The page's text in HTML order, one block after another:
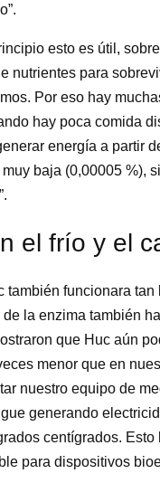
esto es útil,
nutrientes para
Por eso hay
hay poca comida
energía a partir
baja (0,00005 %),
el frío y el
también funcionara
la enzima también
que Huc aún
menor que en
nuestro equipo de
generando
centígrados.
para dispositivos